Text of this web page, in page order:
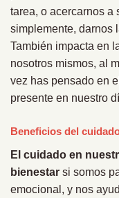
tarea, o acercarnos a
simplemente, darnos
También impacta en
nosotros mismos, al
vez has pensado en
presente en nuestro
Beneficios del
El cuidado en
bienestar si somos
emocional, y nos